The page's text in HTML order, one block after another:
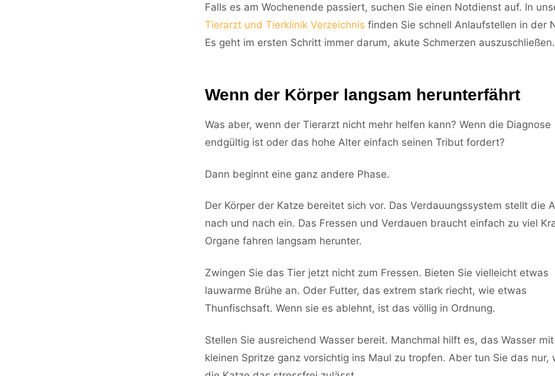
Falls es am Wochenende passiert, suchen Sie einen Notdienst auf. In
Tierarzt und Tierklinik Verzeichnis finden Sie schnell Anlaufstellen in der
Es geht im ersten Schritt immer darum, akute Schmerzen auszuschließen.
Wenn der Körper langsam herunterfährt
Was aber, wenn der Tierarzt nicht mehr helfen kann? Wenn die Diagnose
endgültig ist oder das hohe Alter einfach seinen Tribut fordert?
Dann beginnt eine ganz andere Phase.
Der Körper der Katze bereitet sich vor. Das Verdauungssystem stellt die
nach und nach ein. Das Fressen und Verdauen braucht einfach zu viel
Organe fahren langsam herunter.
Zwingen Sie das Tier jetzt nicht zum Fressen. Bieten Sie vielleicht etwas
lauwarme Brühe an. Oder Futter, das extrem stark riecht, wie etwas
Thunfischsaft. Wenn sie es ablehnt, ist das völlig in Ordnung.
Stellen Sie ausreichend Wasser bereit. Manchmal hilft es, das Wasser
kleinen Spritze ganz vorsichtig ins Maul zu tropfen. Aber tun Sie das nur,